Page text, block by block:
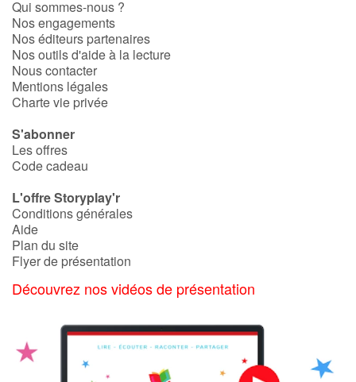
Documentaires
En famille
À l'école
Fêtes et évènements
Amour et amitié
Formats et illustrations
Qui sommes-nous ?
Nos engagements
Nos éditeurs partenaires
Nos outils d'aide à la lecture
Nous contacter
Mentions légales
Charte vie privée
S'abonner
Les offres
Code cadeau
L'offre Storyplay'r
Conditions générales
Aide
Plan du site
Flyer de présentation
Découvrez nos vidéos de présentation